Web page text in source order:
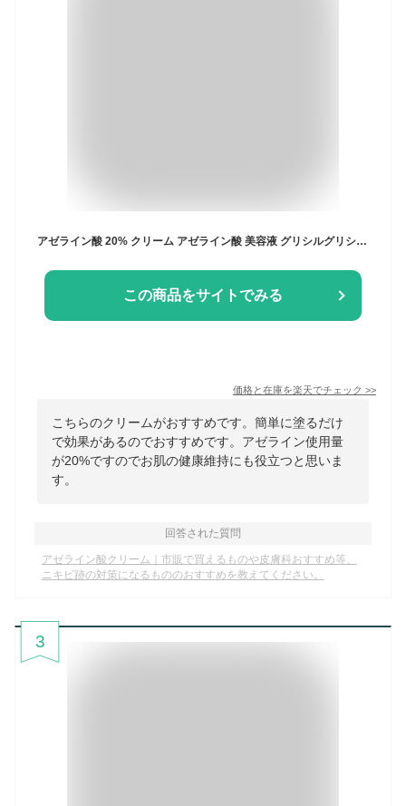
アゼライン酸 20% クリーム アゼライン酸 美容液 グリシルグリシン バクチオール つむぎコスメ【送料無料】 つむぎ コスメ tsumugi cosme
この商品をサイトでみる
価格と在庫を楽天でチェック >>
こちらのクリームがおすすめです。簡単に塗るだけ
で効果があるのでおすすめです。アゼライン使用量
が20%ですのでお肌の健康維持にも役立つと思いま
す。
回答された質問
アゼライン酸クリーム｜市販で買えるものや皮膚科おすすめ等、
ニキビ跡の対策になるもののおすすめを教えてください。
3